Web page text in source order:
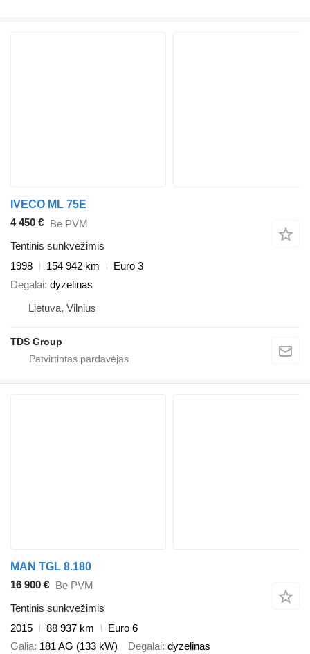
IVECO ML 75E
4 450 € Be PVM
Tentinis sunkvežimis
1998
154 942 km
Euro 3
Degalai dyzelinas
Lietuva, Vilnius
TDS Group
MAN TGL 8.180
16 900 € Be PVM
Tentinis sunkvežimis
2015
88 937 km
Euro 6
Galia 181 AG (133 kW) Degalai dyzelinas